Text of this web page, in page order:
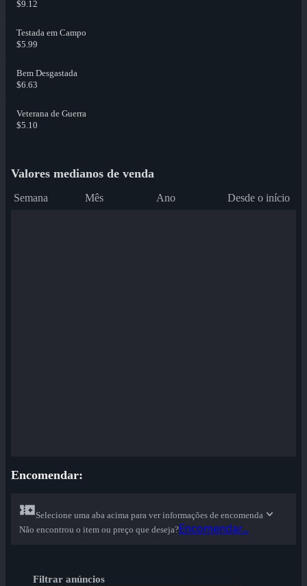
$9.12
Testada em Campo
$5.99
Bem Desgastada
$6.63
Veterana de Guerra
$5.10
Valores medianos de venda
Semana Mês Ano Desde o início
Encomendar:
Selecione uma aba acima para ver informações de encomenda
Não encontrou o item ou preço que deseja?Encomendar...
Filtrar anúncios